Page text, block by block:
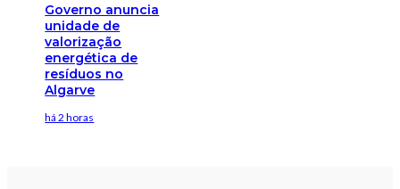
Governo anuncia
unidade de
valorização
energética de
resíduos no
Algarve
há 2 horas